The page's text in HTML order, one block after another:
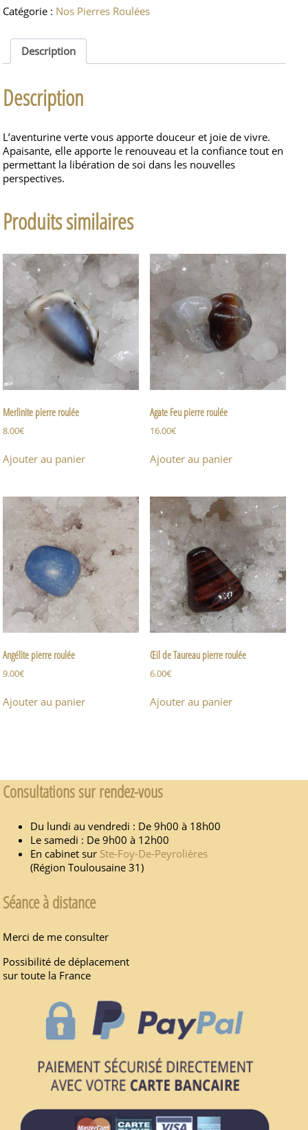
Verte
roulée
Catégorie : Nos Pierres Roulées
Description
Description
L’aventurine verte vous apporte douceur et joie de vivre.
Apaisante, elle apporte le renouveau et la confiance tout en
permettant la libération de soi dans les nouvelles
perspectives.
Produits similaires
Merlinite pierre roulée
8.00€
Ajouter au panier
Agate Feu pierre roulée
16.00€
Ajouter au panier
Angélite pierre roulée
9.00€
Ajouter au panier
Œil de Taureau pierre roulée
6.00€
Ajouter au panier
Consultations sur rendez-vous
Du lundi au vendredi : De 9h00 à 18h00
Le samedi : De 9h00 à 12h00
En cabinet sur Ste-Foy-De-Peyrolières
(Région Toulousaine 31)
Séance à distance
Merci de me consulter
Possibilité de déplacement
sur toute la France